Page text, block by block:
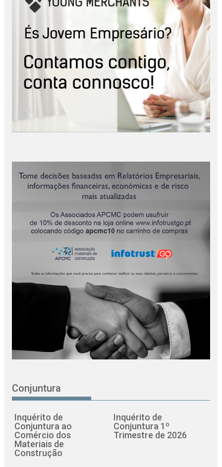
Conjuntura
Inquérito de
Conjuntura ao
Comércio dos
Materiais de
Construção
Inquérito de
Conjuntura 1º
Trimestre de 2026